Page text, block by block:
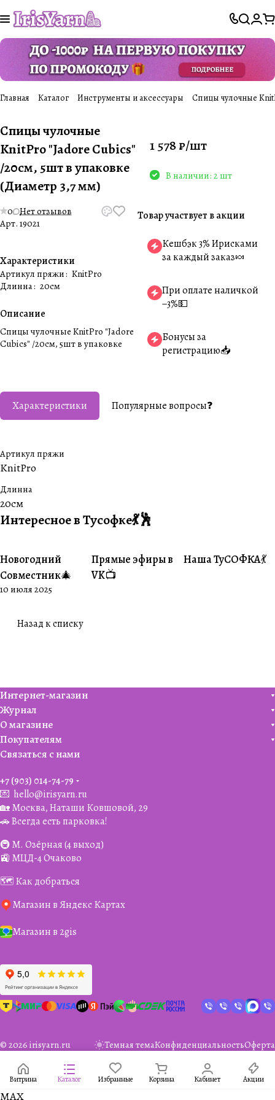
Главная Каталог Инструменты и аксессуары Спицы чулочные
Спицы чулочные
KnitPro "Jadore Cubics"
/20см, 5шт в упаковке
(Диаметр 3,7 мм)
0 Нет отзывов
Арт. 19021
Характеристики
Артикул пряжи: KnitPro
Длинна: 20см
Описание
Спицы чулочные KnitPro "Jadore
Cubics" /20см, 5шт в упаковке
1 578 ₽/шт
В наличии: 2 шт
Товар участвует в акции
Кешбэк 3% Ирисками
за каждый заказ🍬
При оплате наличкой
−3%💵
Бонусы за
регистрацию📥
Характеристики Популярные вопросы❓
Артикул пряжи
KnitPro
Длинна
20см
Интересное в Тусофке💃🕺
#Совместники
Новогодний
Совместник🎄
10 июля 2025
#Житуха
Прямые эфиры в
VK📺
#Совместники
Наша ТуСОФКА💃
Назад к списку
Интернет-магазин
Журнал
О магазине
Покупателям
Связаться с нами
+7 (903) 014-74-79‬
💌 hello@irisyarn.ru
🏡 Москва, Наташи Ковшовой, 29
🚗 Всегда есть парковка!
🚇 М. Озёрная (4 выход)
🚉 МЦД-4 Очаково
🗺️ Как добраться
Магазин в Яндекс Картах
Магазин в 2gis
© 2026 irisyarn.ru Темная темаКонфиденциальностьОферта
Витрина Каталог Избранные Корзина Кабинет Акции
MAX